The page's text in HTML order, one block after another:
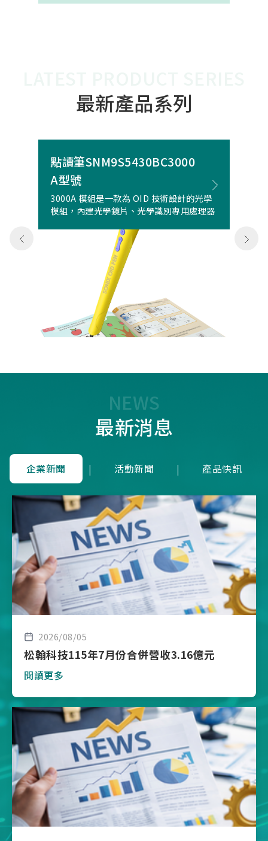
最新產品系列
點讀筆SNM9S5430BC3000
A型號
3000A 模組是一款為 OID 技術設計的光學
模組，內建光學鏡片、光學識別專用處理器
NEWS
最新消息
企業新聞 | 活動新聞 | 產品快訊
2026/08/05
松翰科技115年7月份合併營收3.16億元
閱讀更多